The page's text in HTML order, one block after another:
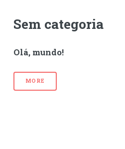
Sem categoria
Olá, mundo!
MORE